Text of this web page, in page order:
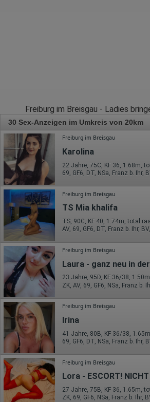
Freiburg im Breisgau - Ladies
30 Sex-Anzeigen im Umkreis von 20km
Freiburg im Breisgau
Karolina
69, GF6, DT, NSa, Franz b. Ihr,
Freiburg im Breisgau
TS Mia khalifa
TS, 90C, KF 40, 1.74m, total
AV, 69, GF6, DT, Franz b. Ihr,
Freiburg im Breisgau
Laura - ganz neu in
ZK, AV, 69, GF6, NSa, Franz b.
Freiburg im Breisgau
Irina
Freiburg im Breisgau
Lora - ESCORT!
27 Jahre, 75B, KF 36, 1.65m,